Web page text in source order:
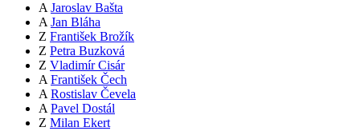
A Jaroslav Bašta
A Jan Bláha
Z František Brožík
Z Petra Buzková
Z Vladimír Cisár
A František Čech
A Rostislav Čevela
A Pavel Dostál
Z Milan Ekert